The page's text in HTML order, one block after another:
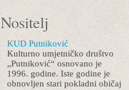
Nositelj
KUD Putniković
Kulturno umjetničko društvo
„Putniković“ osnovano je
1996. godine. Iste godine je
obnovljen stari pokladni običaj